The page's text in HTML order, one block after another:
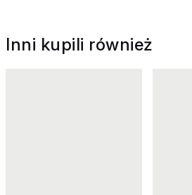
Inni kupili również